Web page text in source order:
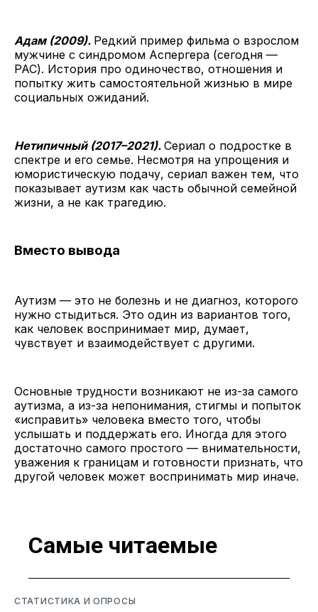
Адам (2009). Редкий пример фильма о взрослом
мужчине с синдромом Аспергера (сегодня —
РАС). История про одиночество, отношения и
попытку жить самостоятельной жизнью в мире
социальных ожиданий.
Нетипичный (2017–2021). Сериал о подростке в
спектре и его семье. Несмотря на упрощения и
юмористическую подачу, сериал важен тем, что
показывает аутизм как часть обычной семейной
жизни, а не как трагедию.
Вместо вывода
Аутизм — это не болезнь и не диагноз, которого
нужно стыдиться. Это один из вариантов того,
как человек воспринимает мир, думает,
чувствует и взаимодействует с другими.
Основные трудности возникают не из-за самого
аутизма, а из-за непонимания, стигмы и попыток
«исправить» человека вместо того, чтобы
услышать и поддержать его. Иногда для этого
достаточно самого простого — внимательности,
уважения к границам и готовности признать, что
другой человек может воспринимать мир иначе.
Самые читаемые
СТАТИСТИКА И ОПРОСЫ